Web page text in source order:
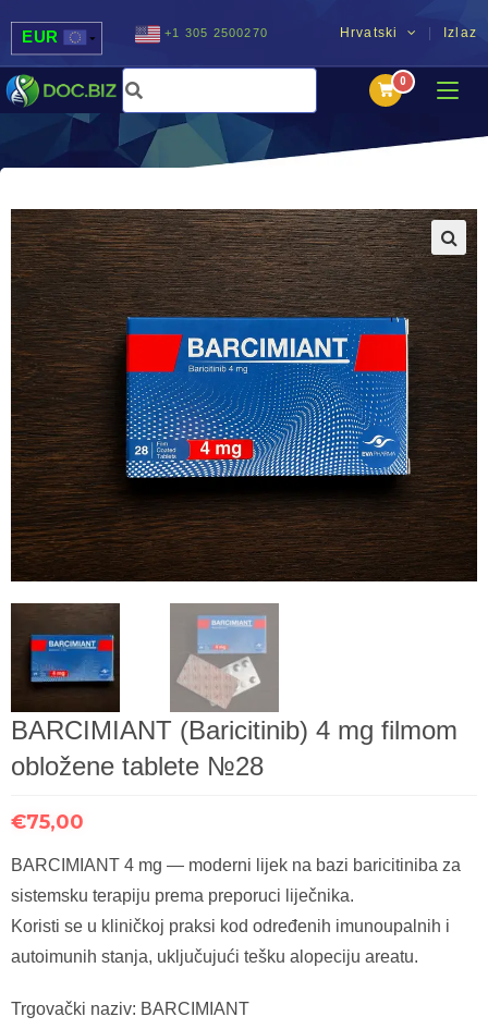
Hrvatski Izlaz
EUR
USD
UAH
+1 305 2500270
BARCIMIANT (Baricitinib) 4 mg filmom
obložene tablete №28
€75,00
BARCIMIANT 4 mg — moderni lijek na bazi baricitiniba za
sistemsku terapiju prema preporuci liječnika.
Koristi se u kliničkoj praksi kod određenih imunoupalnih i
autoimunih stanja, uključujući tešku alopeciju areatu.
Trgovački naziv: BARCIMIANT